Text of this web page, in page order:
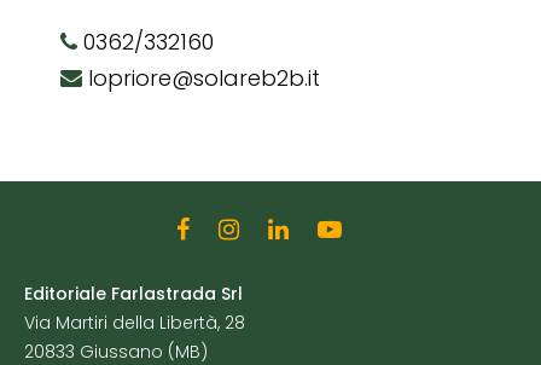
0362/332160
lopriore@solareb2b.it
Editoriale Farlastrada Srl
Via Martiri della Libertà, 28
20833 Giussano (MB)